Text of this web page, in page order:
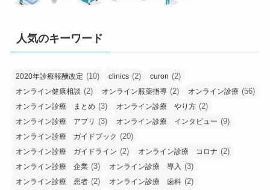
人気のキーワード
2020年診療報酬改定 (10) clinics (2) curon (2)
オンライン健康相談 (2) オンライン服薬指導 (2) オンライン診療 (56)
オンライン診療 まとめ (3) オンライン診療 やり方 (2)
オンライン診療 アプリ (3) オンライン診療 インタビュー (9)
オンライン診療 ガイドブック (20)
オンライン診療 ガイドライン (2) オンライン診療 コロナ (2)
オンライン診療 企業 (3) オンライン診療 導入 (3)
オンライン診療 患者 (2) オンライン診療 歯科 (2)